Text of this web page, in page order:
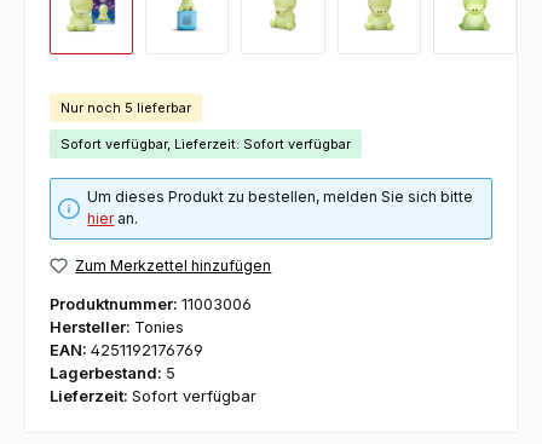
Nur noch 5 lieferbar
Sofort verfügbar, Lieferzeit: Sofort verfügbar
Um dieses Produkt zu bestellen, melden Sie sich bitte
hieran.
Zum Merkzettel hinzufügen
Produktnummer: 11003006
Hersteller: Tonies
EAN: 4251192176769
Lagerbestand: 5
Lieferzeit: Sofort verfügbar